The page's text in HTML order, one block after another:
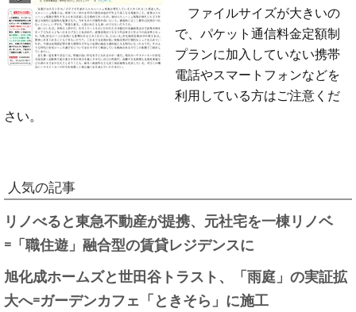
ファイルサイズが大きいの
で、パケット通信料金定額制
プランに加入していない携帯
電話やスマートフォンなどを
利用している方はご注意くだ
さい。
人気の記事
リノべると東急不動産が提携、元社宅を一棟リノベ
=「職住遊」融合型の賃貸レジデンスに
旭化成ホームズと世田谷トラスト、「雨庭」の実証拡
大へ=ガーデンカフェ「ときそら」に施工